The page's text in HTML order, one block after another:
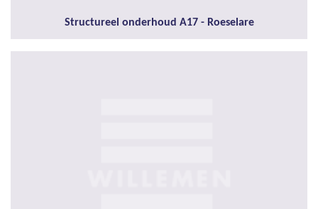
Structureel onderhoud A17 - Roeselare